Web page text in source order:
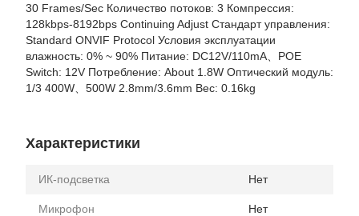
30 Frames/Sec Количество потоков: 3 Компрессия:
128kbps-8192bps Continuing Adjust Стандарт управления:
Standard ONVIF Protocol Условия эксплуатации
влажность: 0% ~ 90% Питание: DC12V/110mA、POE
Switch: 12V Потребление: About 1.8W Оптический модуль:
1/3 400W、500W 2.8mm/3.6mm Вес: 0.16kg
Характеристики
ИК-подсветка Нет
Микрофон Нет